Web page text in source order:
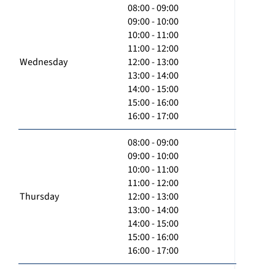
Wednesday
08:00 - 09:00
09:00 - 10:00
10:00 - 11:00
11:00 - 12:00
12:00 - 13:00
13:00 - 14:00
14:00 - 15:00
15:00 - 16:00
16:00 - 17:00
Thursday
08:00 - 09:00
09:00 - 10:00
10:00 - 11:00
11:00 - 12:00
12:00 - 13:00
13:00 - 14:00
14:00 - 15:00
15:00 - 16:00
16:00 - 17:00